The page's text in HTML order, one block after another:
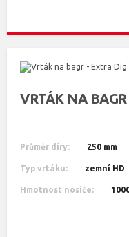
VRTÁK NA
Průměr díry: 250 mm
Typ vrtáku: zemní HD
Hmotnost nosiče: